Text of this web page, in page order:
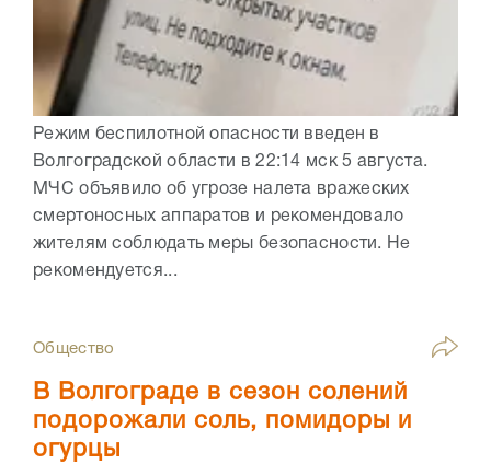
Режим беспилотной опасности введен в
Волгоградской области в 22:14 мск 5 августа.
МЧС объявило об угрозе налета вражеских
смертоносных аппаратов и рекомендовало
жителям соблюдать меры безопасности. Не
рекомендуется...
Общество
В Волгограде в сезон солений
подорожали соль, помидоры и
огурцы